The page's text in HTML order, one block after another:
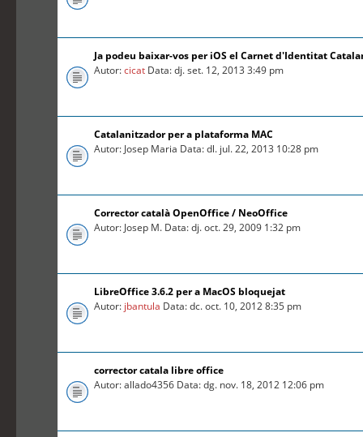
Ja podeu baixar-vos per iOS el Carnet d'Identitat
Autor:cicat Data: dj. set. 12, 2013 3:49 pm
Catalanitzador per a plataforma MAC
Autor: Josep Maria Data: dl. jul. 22, 2013 10:28 pm
Corrector català OpenOffice / NeoOffice
Autor: Josep M. Data: dj. oct. 29, 2009 1:32 pm
LibreOffice 3.6.2 per a MacOS bloquejat
Autor: jbantula Data: dc. oct. 10, 2012 8:35 pm
corrector catala libre office
Autor: allado4356 Data: dg. nov. 18, 2012 12:06 pm